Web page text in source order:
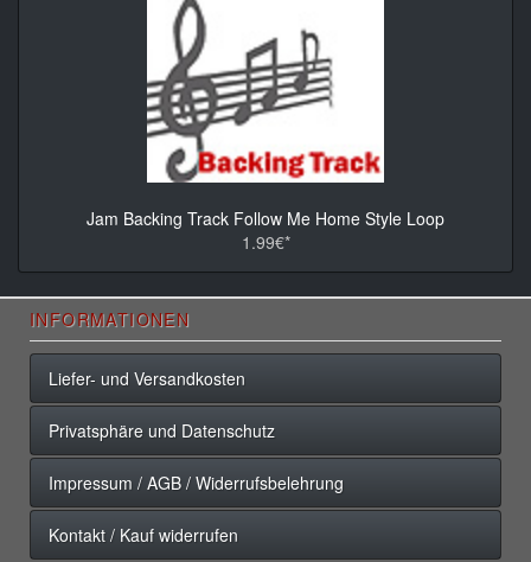
Jam Backing Track Follow Me Home Style Loop
1.99€*
INFORMATIONEN
Liefer- und Versandkosten
Privatsphäre und Datenschutz
Impressum / AGB / Widerrufsbelehrung
Kontakt / Kauf widerrufen